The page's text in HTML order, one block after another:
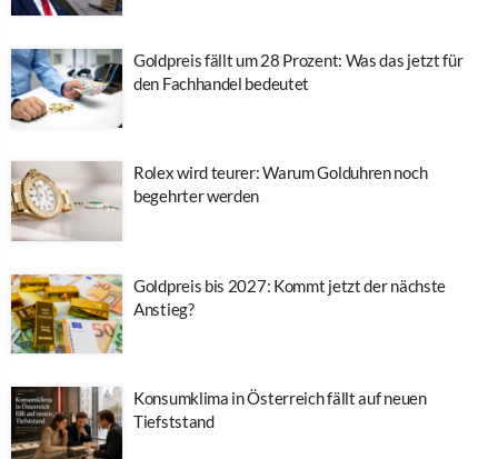
Goldpreis fällt um 28 Prozent: Was das jetzt für
den Fachhandel bedeutet
Rolex wird teurer: Warum Golduhren noch
begehrter werden
Goldpreis bis 2027: Kommt jetzt der nächste
Anstieg?
Konsumklima in Österreich fällt auf neuen
Tiefststand